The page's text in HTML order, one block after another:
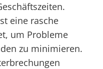
eine rasche
um Probleme
zu minimieren.